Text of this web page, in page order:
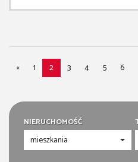
« 1 2 3 4 5 6
NIERUCHOMOŚĆ